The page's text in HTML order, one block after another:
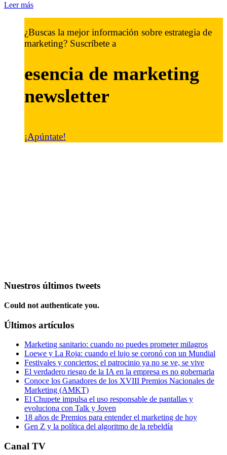
Leer más
¿Buscas la mejor información sobre estrategia de
marketing? Suscríbete a
esencia de marketing
newsletter
¡Apúntate!
Nuestros últimos tweets
Could not authenticate you.
Últimos artículos
Marketing sanitario: cuando no puedes prometer milagros
Loewe y La Roja: cuando el lujo se coronó con un Mundial
Festivales y conciertos: el patrocinio ya no se ve, se vive
El verdadero riesgo de la IA en la empresa es no gobernarla
Conoce los Ganadores de los XVIII Premios Nacionales de
Marketing (AMKT)
El Chupete impulsa el uso responsable de pantallas y
evoluciona con Talk y Joven
18 años de Premios para entender el marketing de hoy
Gen Z y la política del algoritmo de la rebeldía
Canal TV